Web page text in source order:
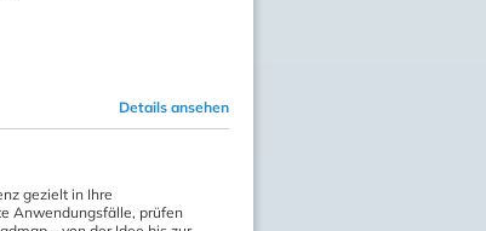
Details ansehen
gezielt in Ihre
Anwendungsfälle, prüfen